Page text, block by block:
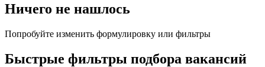
Ничего не нашлось
Попробуйте изменить формулировку или фильтры
Быстрые фильтры подбора вакансий